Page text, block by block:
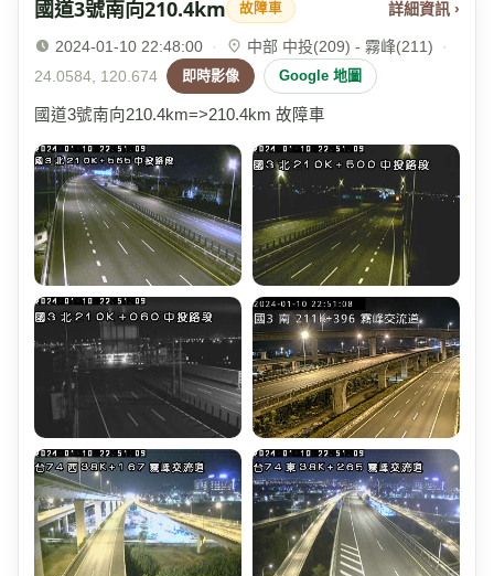
國道3號南向210.4km 故障車 詳細資訊 ›
2024-01-10 22:48:00 · 中部 中投(209) - 霧峰(211)
·
24.0584, 120.674
即時影像 Google 地圖
國道3號南向210.4km=>210.4km 故障車